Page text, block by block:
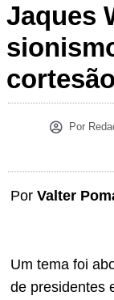
Jaques
cortesão
Por
Por Valter
Um tema foi
de presidentes